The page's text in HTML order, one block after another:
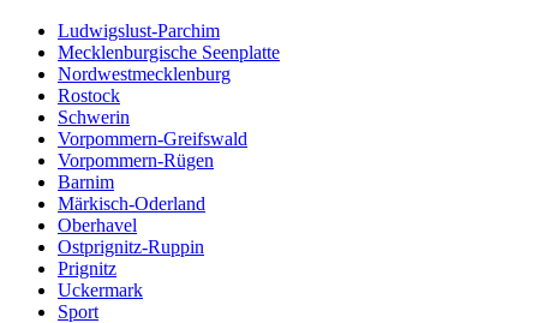
Ludwigslust-Parchim
Mecklenburgische Seenplatte
Nordwestmecklenburg
Rostock
Schwerin
Vorpommern-Greifswald
Vorpommern-Rügen
Barnim
Märkisch-Oderland
Oberhavel
Ostprignitz-Ruppin
Prignitz
Uckermark
Sport